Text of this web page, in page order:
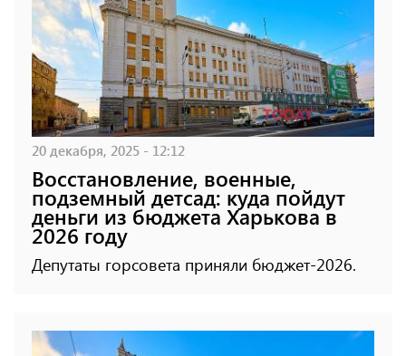
20 декабря, 2025 - 12:12
Восстановление, военные,
подземный детсад: куда пойдут
деньги из бюджета Харькова в
2026 году
Депутаты горсовета приняли бюджет-2026.